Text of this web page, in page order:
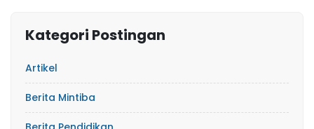
Kategori Postingan
Artikel
Berita Mintiba